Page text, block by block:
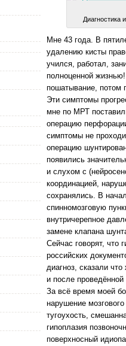
Диагностика
Мне 43 года. В
удалению кисты
учился, работал,
полноценной
пошатывание, потом
Эти симптомы
мне по МРТ
операцию
симптомы не
операцию
появились
и слухом с
координацией,
сохранялись. В
спинномозговую
внутричерепное
замене клапана
Сейчас говорят, что
российских
диагноз, сказали
и после
За всё время моей
нарушение
тугоухость,
гипоплазия
поверхносный